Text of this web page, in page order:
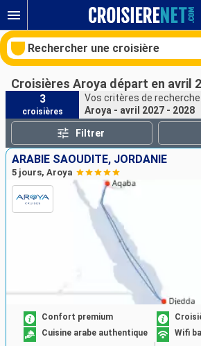
Rechercher une croisière
Nos destinations
Mois de départ
Ports
Croisières Aroya départ en avril
3
croisières
Vos critères de recherche
Aroya - avril 2027 - 2028
Filtrer
ARABIE SAOUDITE, JORDANIE
5 jours, Aroya
Confort premium
Cuisine arabe authentique
Wifi